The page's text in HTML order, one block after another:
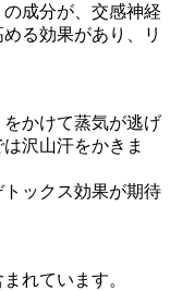
成分が、交感神経
る効果があり、リ
かけて蒸気が逃げ
沢山汗をかきま
ックス効果が期待
れています。